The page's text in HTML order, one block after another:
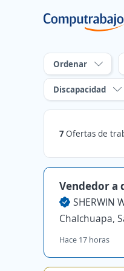
Ordenar
Discapacidad
7Ofertas de
Vendedor a
Chalchuapa,
Hace 17 horas